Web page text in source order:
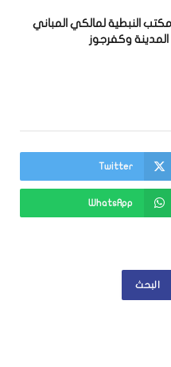
النبطية لمالكي المباني
وكفرجوز
Twitter
WhatsApp
البحث